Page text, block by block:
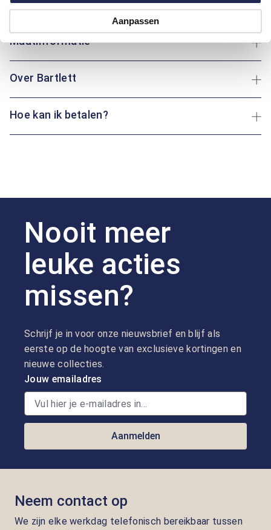
Aanpassen
elke dag.
Maatinformatie
Over Bartlett
Hoe kan ik betalen?
Nooit meer
leuke acties
missen?
Schrijf je in voor onze nieuwsbrief en blijf als
eerste op de hoogte van exclusieve kortingen en
nieuwe collecties.
Jouw emailadres
Aanmelden
Neem contact op
We zijn elke werkdag telefonisch bereikbaar tussen